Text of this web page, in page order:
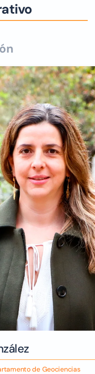
de Geociencias